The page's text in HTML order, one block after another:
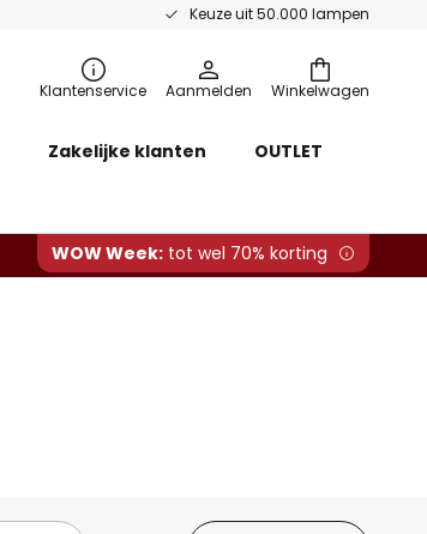
Keuze uit 50.000 lampen
Winkelwagen
Klantenservice Aanmelden
Zakelijke klanten OUTLET
WOW Week: tot wel 70% korting